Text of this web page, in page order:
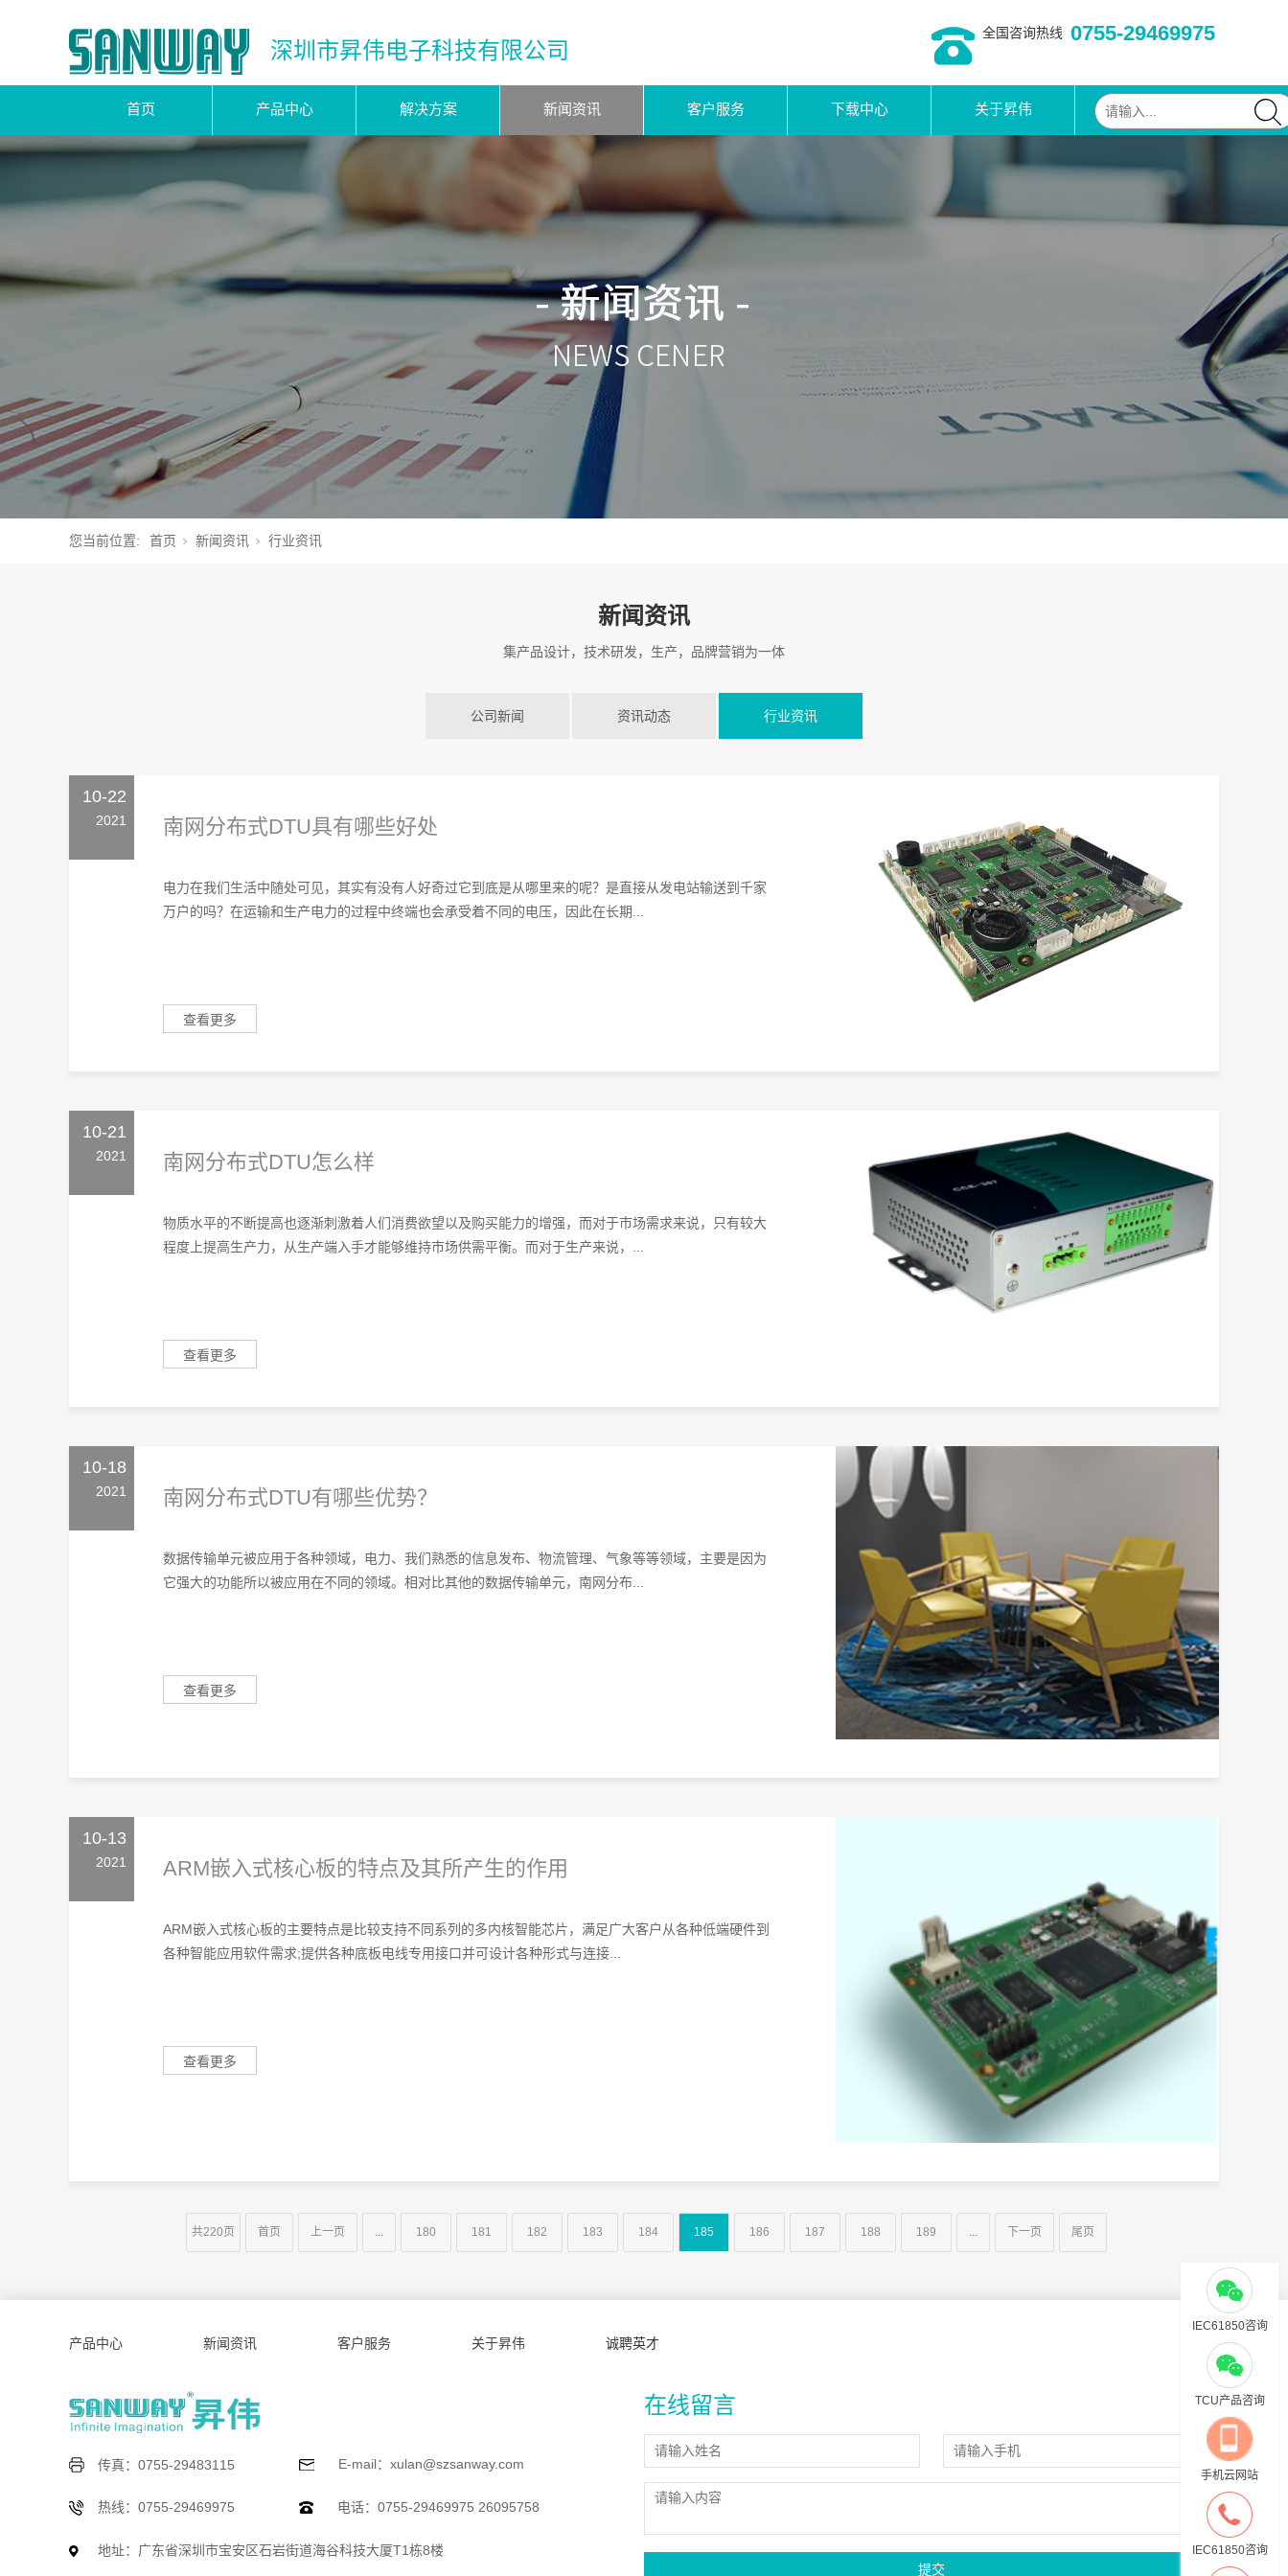
深圳市昇伟电子科技有限公司
全国咨询热线 0755-29469975
首页 产品中心 解决方案 新闻资讯 客户服务 下载中心 关于昇伟
您当前位置: 首页 新闻资讯 行业资讯
新闻资讯
集产品设计，技术研发，生产，品牌营销为一体
公司新闻 资讯动态 行业资讯
10-22
2021 南网分布式DTU具有哪些好处
电力在我们生活中随处可见，其实有没有人好奇过它到底是从哪里来的呢？是直接从发电站输送到千家
万户的吗？在运输和生产电力的过程中终端也会承受着不同的电压，因此在长期...
查看更多
10-21
2021 南网分布式DTU怎么样
物质水平的不断提高也逐渐刺激着人们消费欲望以及购买能力的增强，而对于市场需求来说，只有较大
程度上提高生产力，从生产端入手才能够维持市场供需平衡。而对于生产来说，...
查看更多
10-18
2021 南网分布式DTU有哪些优势？
数据传输单元被应用于各种领域，电力、我们熟悉的信息发布、物流管理、气象等等领域，主要是因为
它强大的功能所以被应用在不同的领域。相对比其他的数据传输单元，南网分布...
查看更多
10-13
2021 ARM嵌入式核心板的特点及其所产生的作用
ARM嵌入式核心板的主要特点是比较支持不同系列的多内核智能芯片，满足广大客户从各种低端硬件到
各种智能应用软件需求;提供各种底板电线专用接口并可设计各种形式与连接...
查看更多
共220页 首页 上一页 180 181 182 183 184 185 186 187 188 189 下一页 尾页
产品中心 新闻资讯 客户服务 关于昇伟 诚聘英才
传真：0755-29483115 E-mail：xulan@szsanway.com
热线：0755-29469975 电话：0755-29469975 26095758
地址：广东省深圳市宝安区石岩街道海谷科技大厦T1栋8楼
在线留言
IEC61850咨询
TCU产品咨询
手机云网站
IEC61850咨询